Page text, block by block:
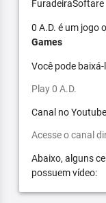
FuradeiraSoftare
0 A.D. é um jogo
Games
Você pode baixá-
Play 0 A.D.
Canal no
Acesse o canal
Abaixo, alguns
possuem vídeo: